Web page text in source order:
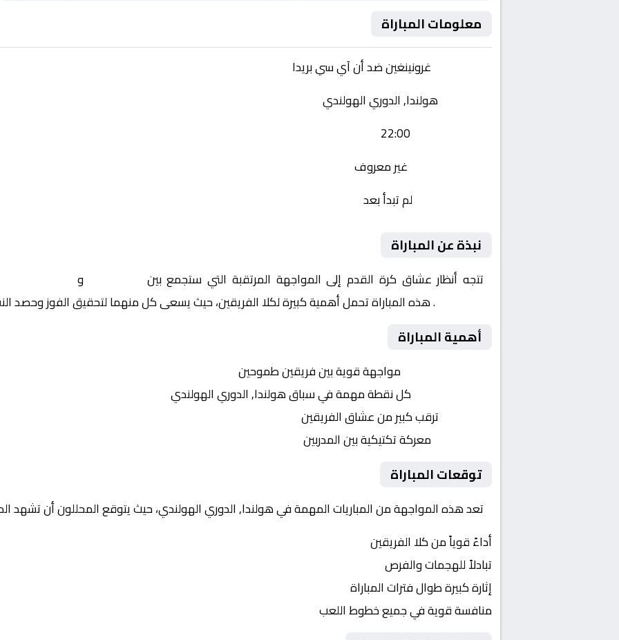
معلومات المباراة
غرونينغين ضد أن آي سي بريدا
هولندا, الدوري الهولندي
غير معروف
لم تبدأ بعد
نبذة عن المباراة
تتجه أنظار عشاق كرة القدم إلى المواجهة المرتقبة التي ستجمع بين وأن آي سي بريدا
. هذه المباراة تحمل أهمية كبيرة لكلا الفريقين، حيث يسعى كل منهما لتحقيق الفوز وحصد
أهمية المباراة
مواجهة قوية بين فريقين طموحين
كل نقطة مهمة في سباق هولندا, الدوري الهولندي
ترقب كبير من عشاق الفريقين
معركة تكتيكية بين المدربين
توقعات المباراة
تعد هذه المواجهة من المباريات المهمة في هولندا, الدوري الهولندي، حيث يتوقع المحللون أن تشهد
أداءً قوياً من كلا الفريقين
تبادلاً للهجمات والفرص
إثارة كبيرة طوال فترات المباراة
منافسة قوية في جميع خطوط اللعب